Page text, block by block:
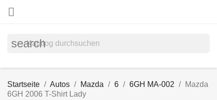

search
Startseite Autos Mazda 6 6GH MA-002
Mazda
6GH 2006 T-Shirt Lady